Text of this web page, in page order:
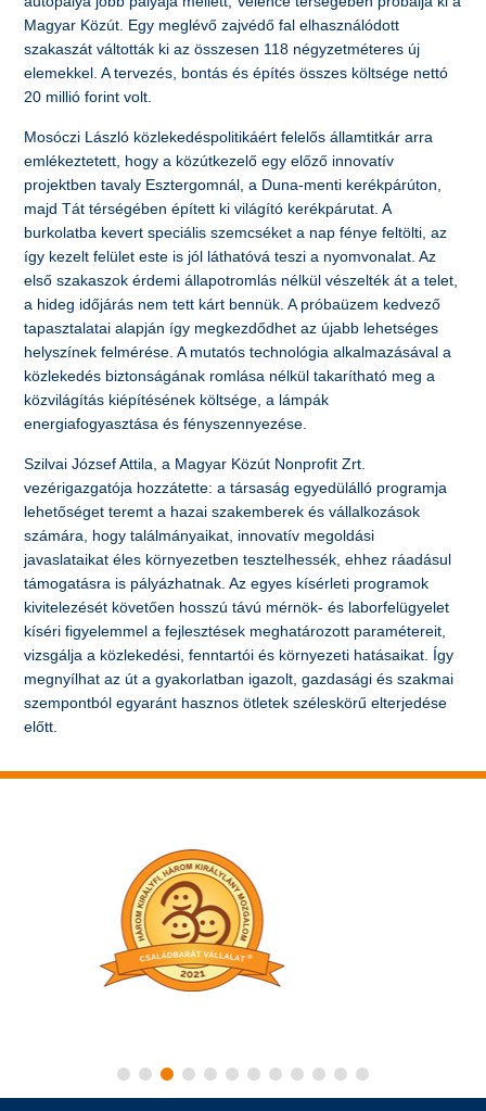
Magyar Közút. Egy meglévő zajvédő fal elhasználódott
szakaszát váltották ki az összesen 118 négyzetméteres új
elemekkel. A tervezés, bontás és építés összes költsége nettó
20 millió forint volt.
Mosóczi László közlekedéspolitikáért felelős államtitkár arra
emlékeztetett, hogy a közútkezelő egy előző innovatív
projektben tavaly Esztergomnál, a Duna-menti kerékpárúton,
majd Tát térségében épített ki világító kerékpárutat. A
burkolatba kevert speciális szemcséket a nap fénye feltölti, az
így kezelt felület este is jól láthatóvá teszi a nyomvonalat. Az
első szakaszok érdemi állapotromlás nélkül vészelték át a telet,
a hideg időjárás nem tett kárt bennük. A próbaüzem kedvező
tapasztalatai alapján így megkezdődhet az újabb lehetséges
helyszínek felmérése. A mutatós technológia alkalmazásával a
közlekedés biztonságának romlása nélkül takarítható meg a
közvilágítás kiépítésének költsége, a lámpák
energiafogyasztása és fényszennyezése.
Szilvai József Attila, a Magyar Közút Nonprofit Zrt.
vezérigazgatója hozzátette: a társaság egyedülálló programja
lehetőséget teremt a hazai szakemberek és vállalkozások
számára, hogy találmányaikat, innovatív megoldási
javaslataikat éles környezetben tesztelhessék, ehhez ráadásul
támogatásra is pályázhatnak. Az egyes kísérleti programok
kivitelezését követően hosszú távú mérnök- és laborfelügyelet
kíséri figyelemmel a fejlesztések meghatározott paramétereit,
vizsgálja a közlekedési, fenntartói és környezeti hatásaikat. Így
megnyílhat az út a gyakorlatban igazolt, gazdasági és szakmai
szempontból egyaránt hasznos ötletek széleskörű elterjedése
előtt.